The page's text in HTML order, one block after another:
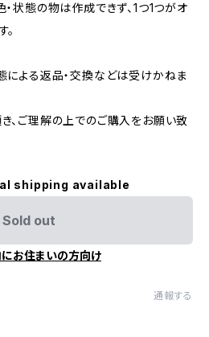
状態の物は作成できず、1つ1つがオ
による返品・交換などは受けかねま
、ご理解の上でのご購入をお願い致
shipping available
Sold out
お住まいの方向け
通報する